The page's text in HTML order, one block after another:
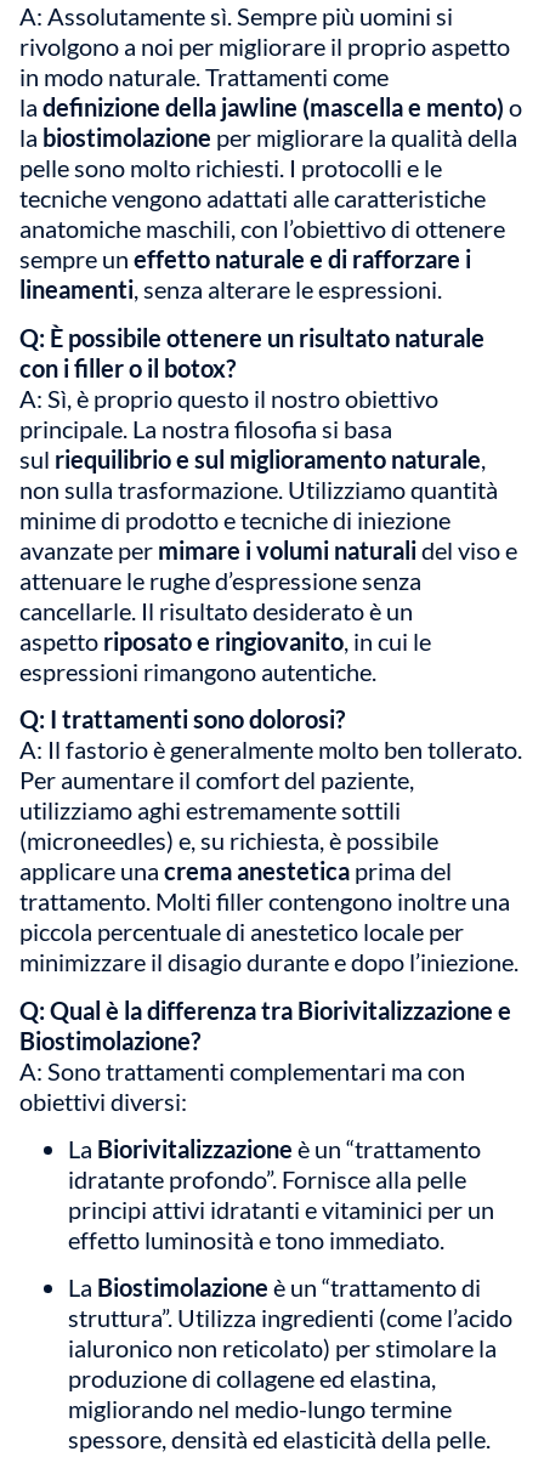
A: Assolutamente sì. Sempre più uomini si
rivolgono a noi per migliorare il proprio aspetto
in modo naturale. Trattamenti come
la definizione della jawline (mascella e mento) o
la biostimolazione per migliorare la qualità della
pelle sono molto richiesti. I protocolli e le
tecniche vengono adattati alle caratteristiche
anatomiche maschili, con l’obiettivo di ottenere
sempre un effetto naturale e di rafforzare i
lineamenti, senza alterare le espressioni.
Q: È possibile ottenere un risultato naturale
con i filler o il botox?
A: Sì, è proprio questo il nostro obiettivo
principale. La nostra filosofia si basa
sul riequilibrio e sul miglioramento naturale,
non sulla trasformazione. Utilizziamo quantità
minime di prodotto e tecniche di iniezione
avanzate per mimare i volumi naturalidel viso e
attenuare le rughe d’espressione senza
cancellarle. Il risultato desiderato è un
aspetto riposato e ringiovanito, in cui le
espressioni rimangono autentiche.
Q: I trattamenti sono dolorosi?
A: Il fastorio è generalmente molto ben tollerato.
Per aumentare il comfort del paziente,
utilizziamo aghi estremamente sottili
(microneedles) e, su richiesta, è possibile
applicare una crema anestetica prima del
trattamento. Molti filler contengono inoltre una
piccola percentuale di anestetico locale per
minimizzare il disagio durante e dopo l’iniezione.
Q: Qual è la differenza tra Biorivitalizzazione e
Biostimolazione?
A: Sono trattamenti complementari ma con
obiettivi diversi:
La Biorivitalizzazione è un “trattamento
idratante profondo”. Fornisce alla pelle
principi attivi idratanti e vitaminici per un
effetto luminosità e tono immediato.
La Biostimolazione è un “trattamento di
struttura”. Utilizza ingredienti (come l’acido
ialuronico non reticolato) per stimolare la
produzione di collagene ed elastina,
migliorando nel medio-lungo termine
spessore, densità ed elasticità della pelle.